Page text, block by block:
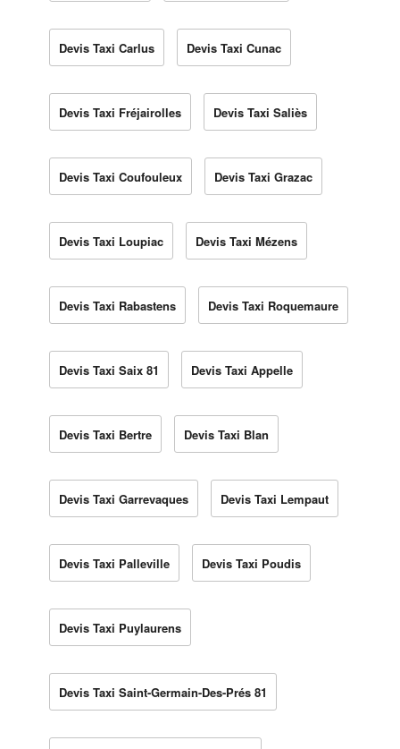
Devis Taxi Carlus Devis Taxi Cunac
Devis Taxi Fréjairolles Devis Taxi Saliès
Devis Taxi Coufouleux Devis Taxi Grazac
Devis Taxi Loupiac Devis Taxi Mézens
Devis Taxi Rabastens Devis Taxi Roquemaure
Devis Taxi Saix 81 Devis Taxi Appelle
Devis Taxi Bertre Devis Taxi Blan
Devis Taxi Garrevaques Devis Taxi Lempaut
Devis Taxi Palleville Devis Taxi Poudis
Devis Taxi Puylaurens
Devis Taxi Saint-Germain-Des-Prés 81